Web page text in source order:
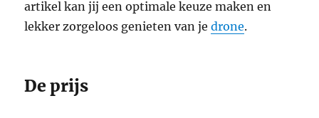
artikel kan jij een optimale keuze maken en
lekker zorgeloos genieten van jedrone.
De prijs